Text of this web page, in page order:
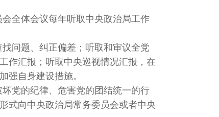
全体会议每年听取中央政治局工作
问题、纠正偏差；听取和审议全党
作汇报；听取中央巡视情况汇报，在
强自身建设措施。
党的纪律、危害党的团结统一的行
式向中央政治局常务委员会或者中央